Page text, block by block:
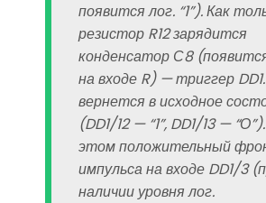
появится лог. “1”). Как
резистор R12 зарядится
конденсатор С8 (появится
на входе R) — триггер
вернется в исходное
(DD1/12 — “1”, DD1/13 —
этом положительный
импульса на входе DD1/3
наличии уровня лог.